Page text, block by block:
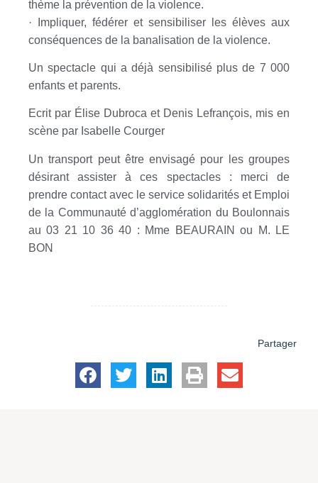
thème la prévention de la violence.
· Impliquer, fédérer et sensibiliser les élèves aux
conséquences de la banalisation de la violence.
Un spectacle qui a déjà sensibilisé plus de 7 000
enfants et parents.
Ecrit par Élise Dubroca et Denis Lefrançois, mis en
scène par Isabelle Courger
Un transport peut être envisagé pour les groupes
désirant assister à ces spectacles : merci de
prendre contact avec le service solidarités et Emploi
de la Communauté d’agglomération du Boulonnais
au 03 21 10 36 40 : Mme BEAURAIN ou M. LE
BON
Partager